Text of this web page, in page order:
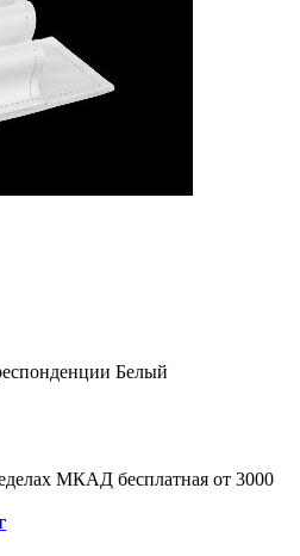
Белый
МКАД бесплатная от 3000